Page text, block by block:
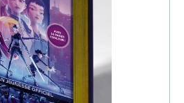
Plus d'infos